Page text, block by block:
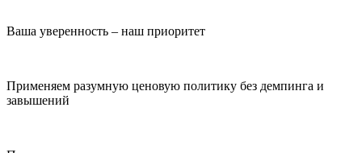
Ваша уверенность – наш приоритет
Применяем разумную ценовую политику без демпинга и
завышений